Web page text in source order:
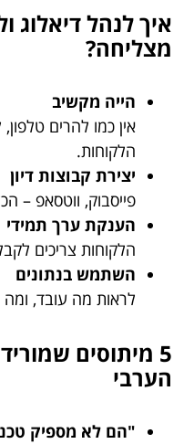
איך לנהל דיאלוג
מצליחה?
הייה מקשיב
אין כמו להרים
הלקוחות.
יצירת קבוצות דיון
פייסבוק, ווטסאפ –
הענקת ערך תמידי
הלקוחות צריכים
השתמש בנתונים
לראות מה עובד,
5 מיתוסים
הערבי
"הם לא מספיק